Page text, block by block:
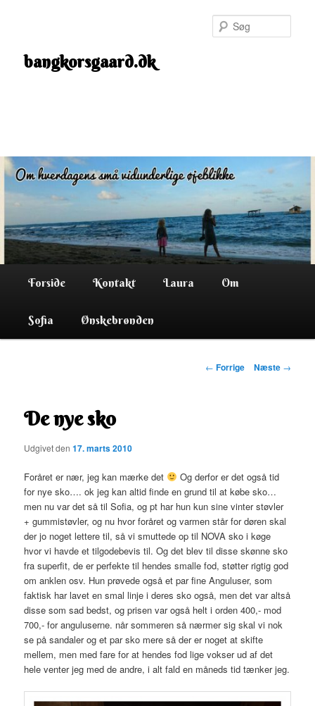
indholdbangkorsgaard.dk
Forside Kontakt Laura Om
Sofia Ønskebrønden
Indlægsnavigation
← Forrige Næste →
De nye sko
Udgivet den17. marts 2010
Foråret er nær, jeg kan mærke det
Og derfor er det også tid
for nye sko…. ok jeg kan altid finde en grund til at købe sko…
men nu var det så til Sofia, og pt har hun kun sine vinter støvler
+ gummistøvler, og nu hvor foråret og varmen står for døren skal
der jo noget lettere til, så vi smuttede op til NOVA sko i køge
hvor vi havde et tilgodebevis til. Og det blev til disse skønne sko
fra superfit, de er perfekte til hendes smalle fod, støtter rigtig god
om anklen osv. Hun prøvede også et par fine Anguluser, som
faktisk har lavet en smal linje i deres sko også, men det var altså
disse som sad bedst, og prisen var også helt i orden 400,- mod
700,- for anguluserne. når sommeren så nærmer sig skal vi nok
se på sandaler og et par sko mere så der er noget at skifte
mellem, men med fare for at hendes fod lige vokser ud af det
hele venter jeg med de andre, i alt fald en måneds tid tænker jeg.